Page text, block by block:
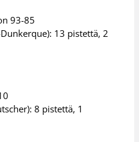
93-85
13 pistettä, 2
8 pistettä, 1